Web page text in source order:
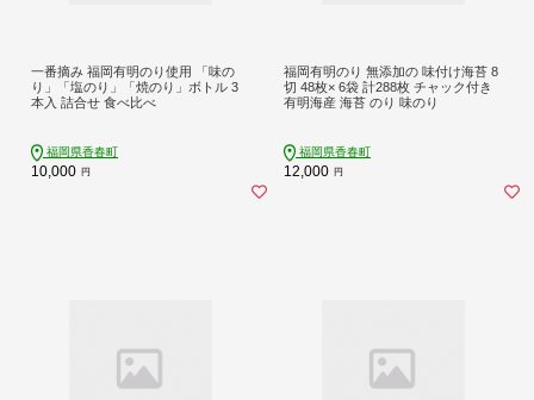
一番摘み 福岡有明のり使用 「味の
り」「塩のり」「焼のり」ボトル 3
本入 詰合せ 食べ比べ
福岡県香春町
10,000 円
福岡有明のり 無添加の 味付け海苔 8
切 48枚× 6袋 計288枚 チャック付き
有明海産 海苔 のり 味のり
福岡県香春町
12,000 円